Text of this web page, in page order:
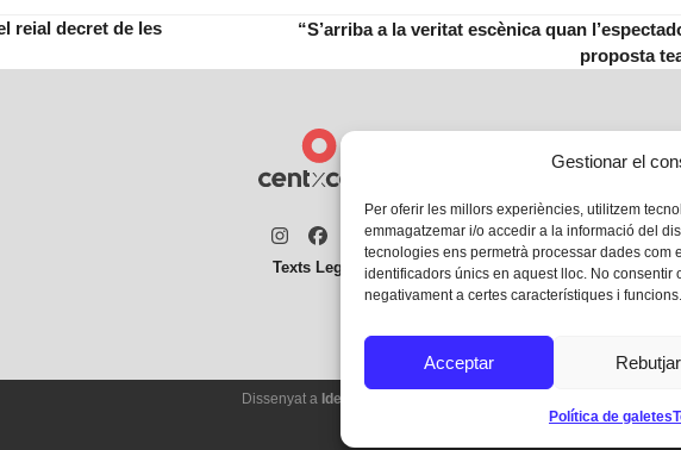
Gestionar el
Per oferir les millors experiències, utilitzem
emmagatzemar i/o accedir a la informació del
tecnologies ens permetrà processar dades com
identificadors únics en aquest lloc. No consentir
negativament a certes característiques i funcions.
Acceptar Rebutjar
Política de galetes
reial decret de les
“S’arriba a la veritat escènica quan
proposta
Instagram
Facebook
Twitter
Texts Legals
Dissenyat a Ideograma